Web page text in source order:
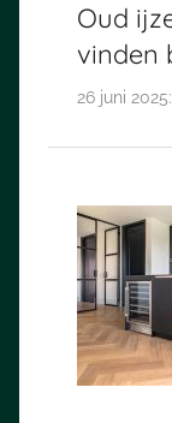
Oud
vinden
26 juni